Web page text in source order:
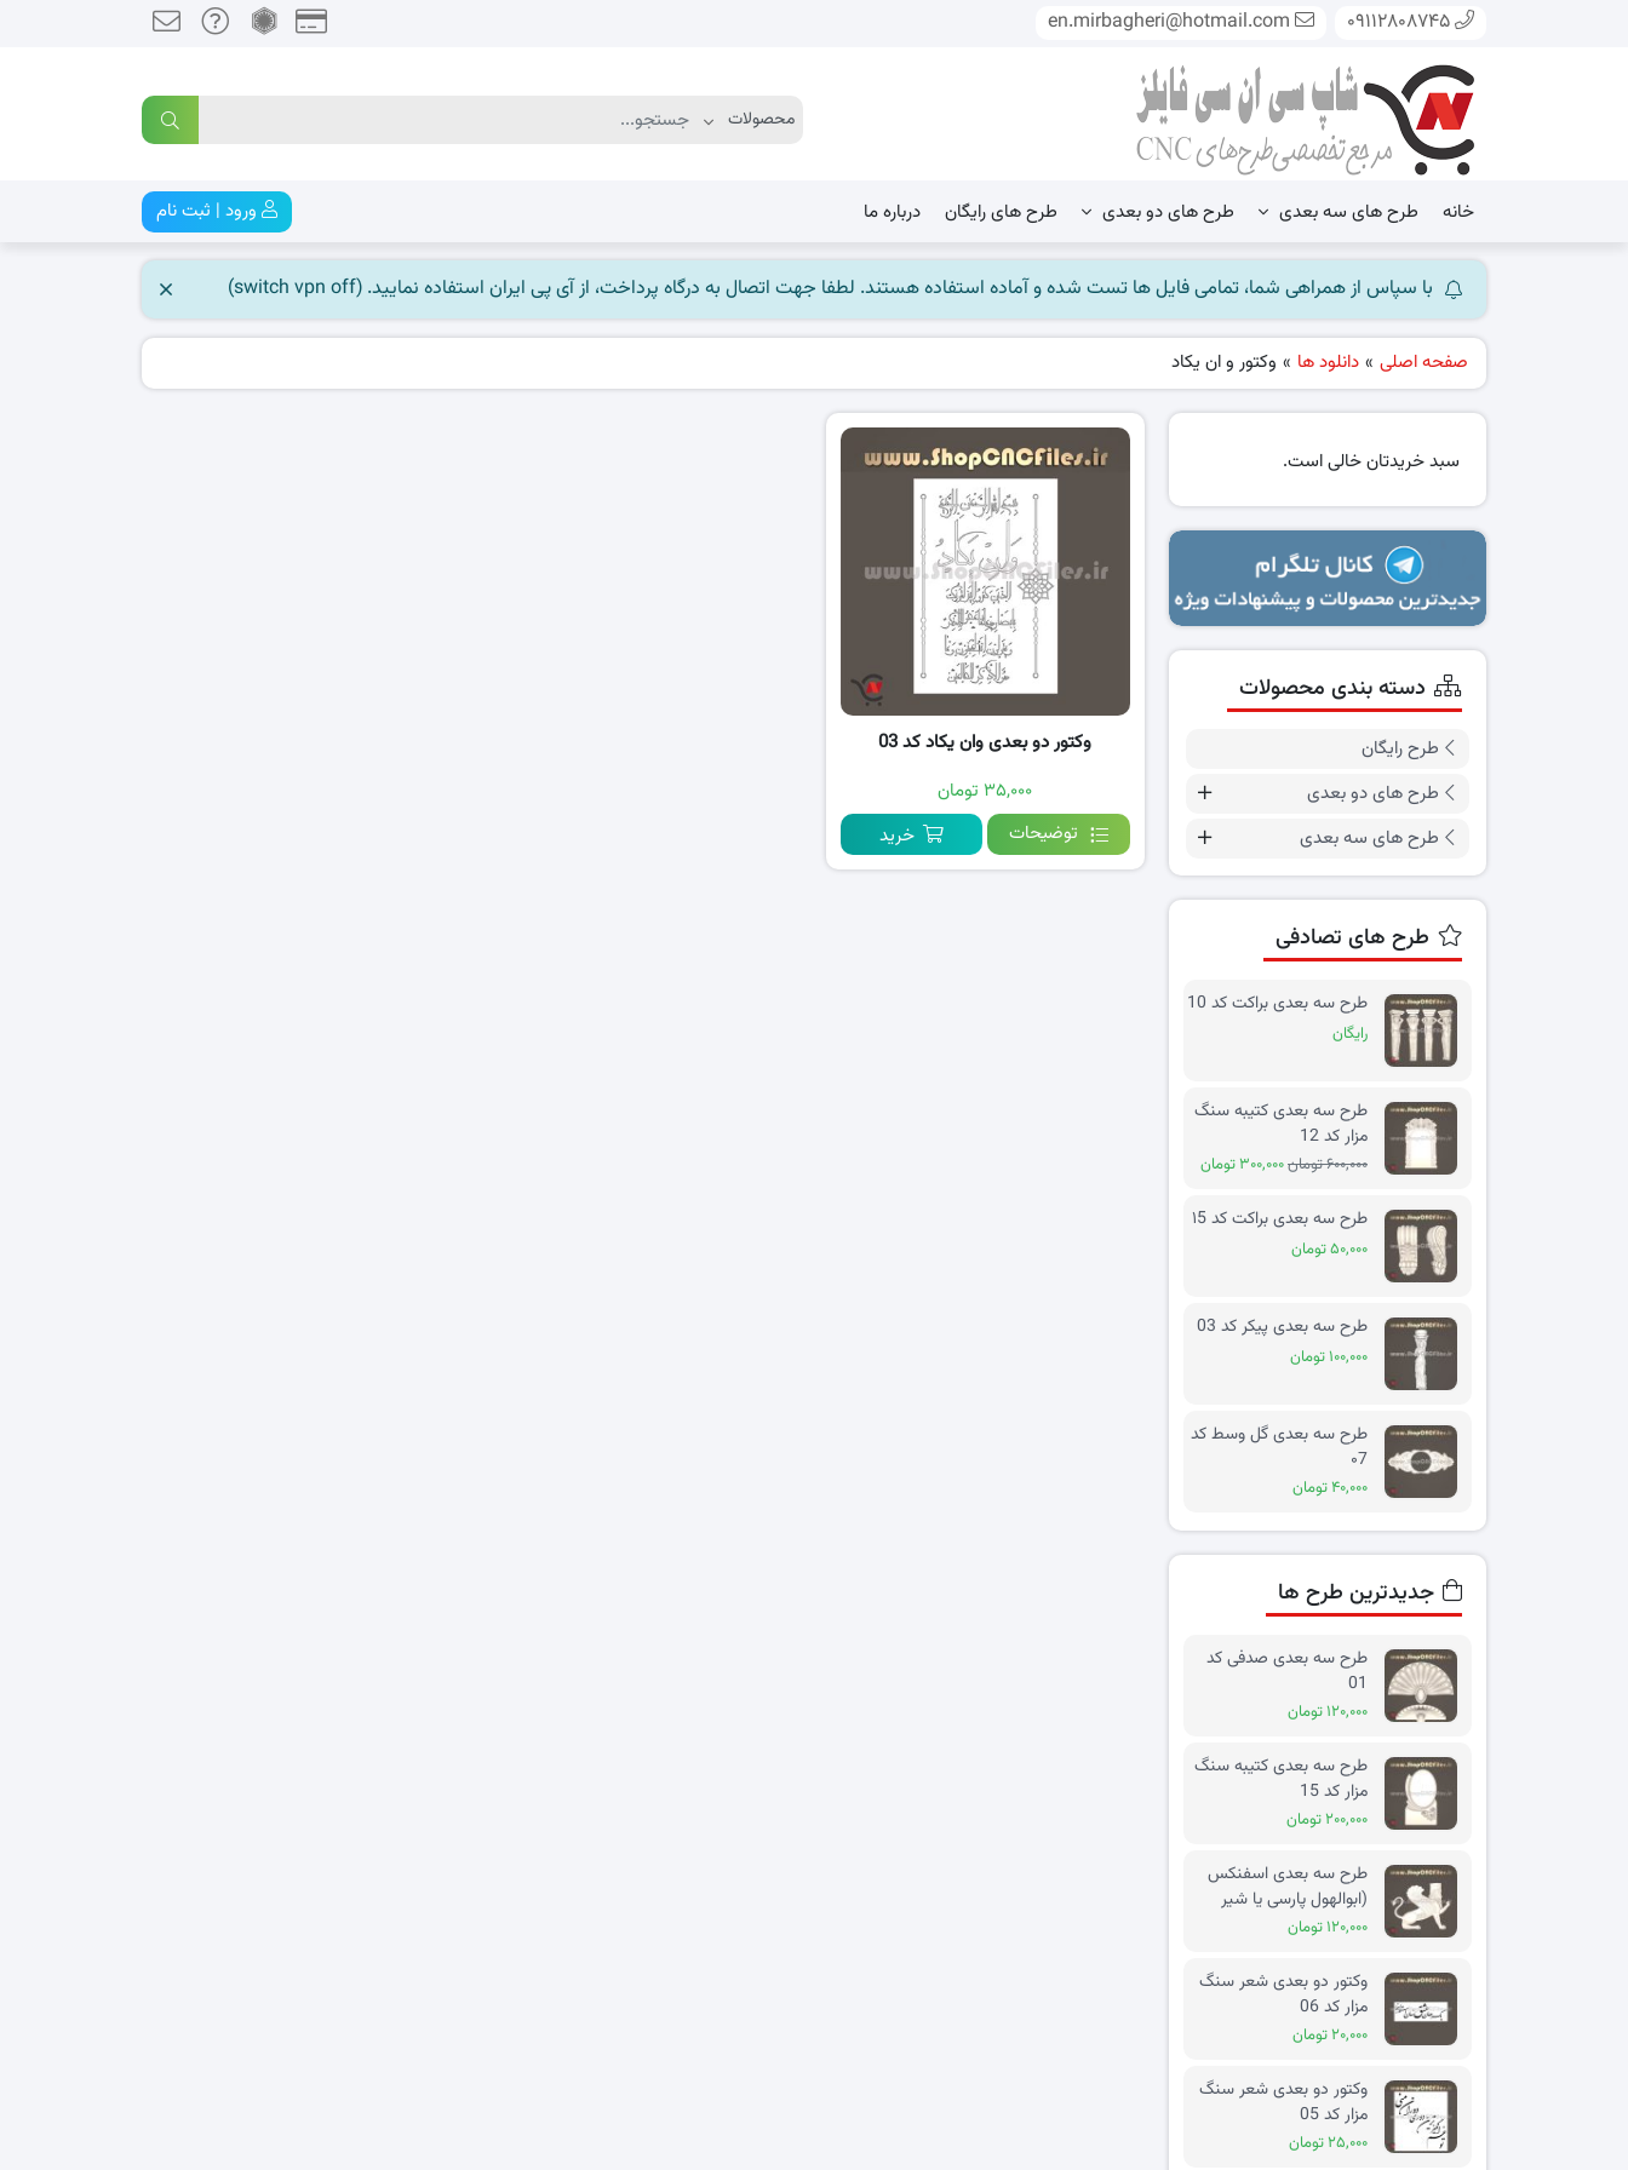
09112808745
en.mirbagheri@hotmail.com
خانه طرح های سه بعدی طرح های دو بعدی طرح های رایگان درباره ما ورود | ثبت نام
با سپاس از همراهی شما، تمامی فایل ها تست شده و آماده استفاده هستند. لطفا جهت اتصال به درگاه پرداخت، از آی پی ایران استفاده نمایید. (switch vpn off)
صفحه اصلی » دانلود ها » وکتور و ان یکاد
وکتور دو بعدی وان یکاد کد 03
۳۵,۰۰۰ تومان
توضیحات
خرید
سبد خریدتان خالی است.
دسته بندی محصولات
طرح رایگان
طرح های دو بعدی
طرح های سه بعدی
طرح های تصادفی
طرح سه بعدی براکت کد 10
رایگان
طرح سه بعدی کتیبه سنگ
مزار کد 12
۶۰۰,۰۰۰ تومان ۳۰۰,۰۰۰ تومان
طرح سه بعدی براکت کد ۱5
۵۰,۰۰۰ تومان
طرح سه بعدی پیکر کد 03
۱۰۰,۰۰۰ تومان
طرح سه بعدی گل وسط کد
۰7
۴۰,۰۰۰ تومان
جدیدترین طرح ها
طرح سه بعدی صدفی کد
01
۱۲۰,۰۰۰ تومان
طرح سه بعدی کتیبه سنگ
مزار کد 15
۲۰۰,۰۰۰ تومان
طرح سه بعدی اسفنکس
(ابوالهول پارسی یا شیر
بالدار) کد 02
۱۲۰,۰۰۰ تومان
وکتور دو بعدی شعر سنگ
مزار کد 06
۲۰,۰۰۰ تومان
وکتور دو بعدی شعر سنگ
مزار کد 05
۲۵,۰۰۰ تومان